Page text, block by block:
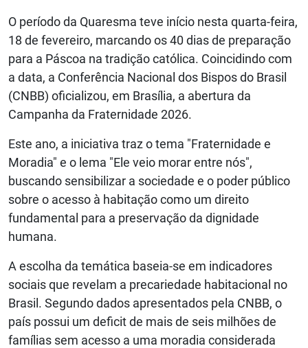
O período da Quaresma teve início nesta quarta-feira,
18 de fevereiro, marcando os 40 dias de preparação
para a Páscoa na tradição católica. Coincidindo com
a data, a Conferência Nacional dos Bispos do Brasil
(CNBB) oficializou, em Brasília, a abertura da
Campanha da Fraternidade 2026.
Este ano, a iniciativa traz o tema "Fraternidade e
Moradia" e o lema "Ele veio morar entre nós",
buscando sensibilizar a sociedade e o poder público
sobre o acesso à habitação como um direito
fundamental para a preservação da dignidade
humana.
A escolha da temática baseia-se em indicadores
sociais que revelam a precariedade habitacional no
Brasil. Segundo dados apresentados pela CNBB, o
país possui um deficit de mais de seis milhões de
famílias sem acesso a uma moradia considerada